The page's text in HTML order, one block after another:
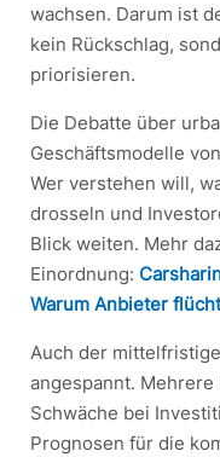
wachsen. Darum ist
kein Rückschlag,
priorisieren.
Die Debatte über
Geschäftsmodelle
Wer verstehen will,
drosseln und
Blick weiten. Mehr
Einordnung:
Warum Anbieter
Auch der
angespannt.
Schwäche bei
Prognosen für die